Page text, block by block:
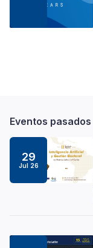
Eventos pasados
29
Jul 26